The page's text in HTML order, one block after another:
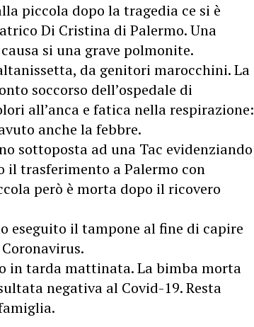
piccola dopo la tragedia ce si è
Di Cristina di Palermo. Una
si una grave polmonite.
da genitori marocchini. La
soccorso dell’ospedale di
all’anca e fatica nella respirazione:
anche la febbre.
sottoposta ad una Tac evidenziando
il trasferimento a Palermo con
però è morta dopo il ricovero
eseguito il tampone al fine di capire
in tarda mattinata. La bimba morta
negativa al Covid-19. Resta